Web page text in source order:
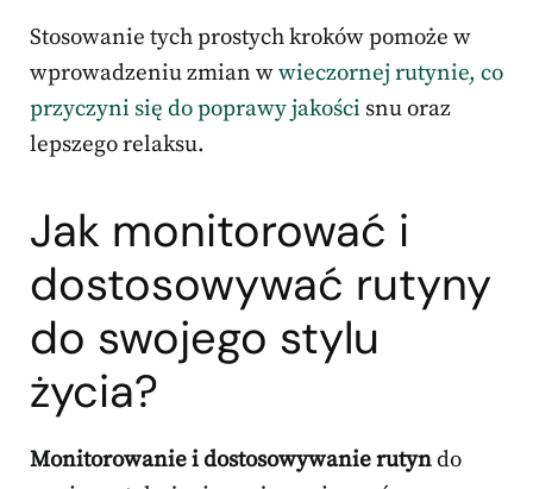
Stosowanie tych prostych kroków pomoże w
wprowadzeniu zmian wwieczornej rutynie, co
przyczyni się do poprawy jakości snu oraz
lepszego relaksu.
Jak monitorować i
dostosowywać rutyny
do swojego stylu
życia?
Monitorowanie i dostosowywanie rutyndo